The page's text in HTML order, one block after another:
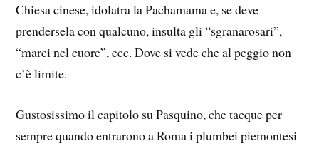
Chiesa cinese, idolatra la Pachamama e, se deve
prendersela con qualcuno, insulta gli “sgranarosari”,
“marci nel cuore”, ecc. Dove si vede che al peggio non
c’è limite.
Gustosissimo il capitolo su Pasquino, che tacque per
sempre quando entrarono a Roma i plumbei piemontesi